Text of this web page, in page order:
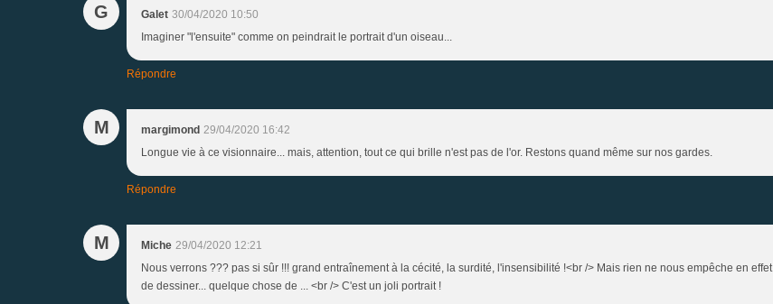
G Galet 30/04/2020 10:50
Imaginer "l'ensuite" comme on peindrait le portrait d'un oiseau...
Répondre
M margimond 29/04/2020 16:42
Longue vie à ce visionnaire... mais, attention, tout ce qui brille n'est pas de l'or. Restons quand même sur nos gardes.
Répondre
M Miche 29/04/2020 12:21
Nous verrons ??? pas si sûr !!! grand entraînement à la cécité, la surdité, l'insensibilité !<br /> Mais rien ne nous empêche en effet
de dessiner... quelque chose de ... <br /> C'est un joli portrait !